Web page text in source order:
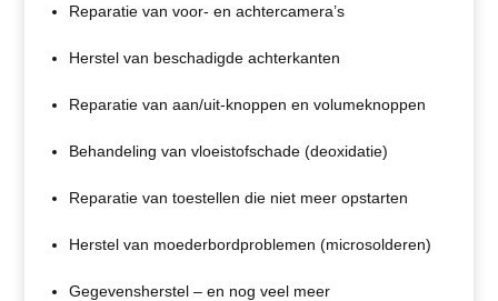
Reparatie van voor- en achtercamera’s
Herstel van beschadigde achterkanten
Reparatie van aan/uit-knoppen en volumeknoppen
Behandeling van vloeistofschade (deoxidatie)
Reparatie van toestellen die niet meer opstarten
Herstel van moederbordproblemen (microsolderen)
Gegevensherstel – en nog veel meer